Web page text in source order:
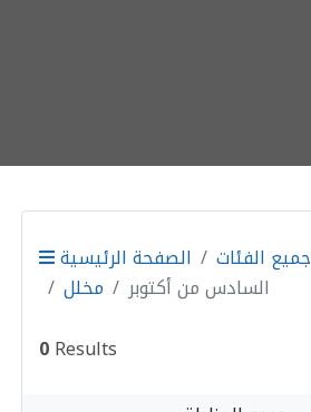
الصفحة الرئيسية جميع الفئات
مخلل
السادس من أكتوبر
0Results